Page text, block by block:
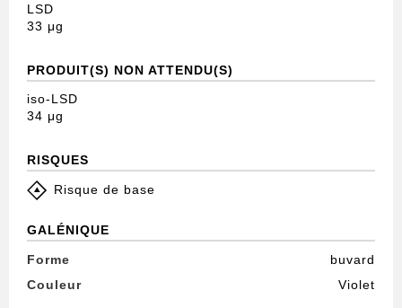
LSD
33 μg
PRODUIT(S) NON ATTENDU(S)
iso-LSD
34 μg
RISQUES
Risque de base
GALÉNIQUE
Forme
buvard
Couleur
Violet